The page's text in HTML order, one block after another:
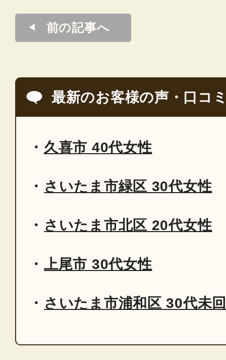
前の記事へ
最新のお客様の声・口コ
久喜市 40代女性
さいたま市緑区 30代女性
さいたま市北区 20代女性
上尾市 30代女性
さいたま市浦和区 30代未